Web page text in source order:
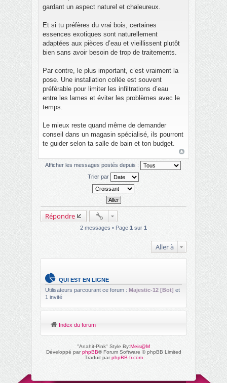
gardant un aspect naturel et chaleureux.
Et si tu préfères du vrai bois, certaines
essences exotiques sont naturellement
adaptées aux pièces d’eau et vieillissent plutôt
bien sans avoir besoin de trop de traitements.
Par contre, le plus important, c’est vraiment la
pose. Une installation collée est souvent
préférable pour limiter les infiltrations d’eau
entre les lames et éviter les problèmes avec le
temps.
Le mieux reste quand même de demander
conseil dans un magasin spécialisé, ils pourront
te guider selon ta salle de bain et ton budget.
Afficher les messages postés depuis :
Trier par
Répondre
2 messages • Page 1 sur 1
Aller à
QUI EST EN LIGNE
Utilisateurs parcourant ce forum : Majestic-12 [Bot] et
1 invité
Index du forum
"Anahit-Pink" Style By:Meis@M
Développé par phpBB® Forum Software © phpBB Limited
Traduit parphpBB-fr.com